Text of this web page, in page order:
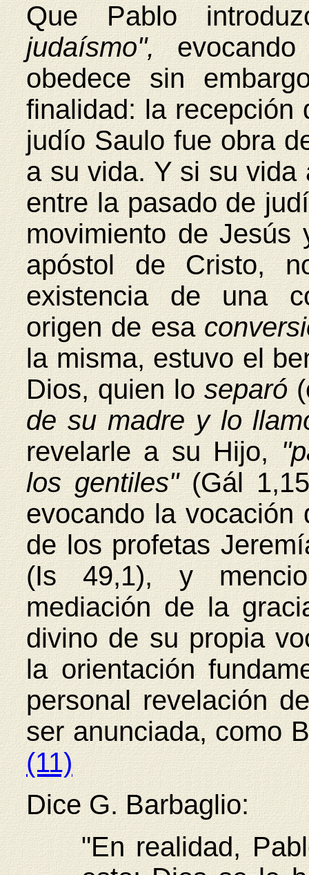
Que Pablo
judaísmo", evocando
obedece sin
finalidad: la recepción
judío Saulo fue obra
a su vida. Y si su vida
entre la pasado de
movimiento de
apóstol de Cristo,
existencia de una
origen de esa
la misma, estuvo el
Dios, quien loseparó
de su madre y lo
revelarle a su Hijo,
los gentiles"(Gál
evocando la
de los profetas
(Is 49,1), y
mediación de la
divino de su propia
la orientación
personal revelación
ser anunciada, como
(11)
Dice G. Barbaglio:
"En realidad,